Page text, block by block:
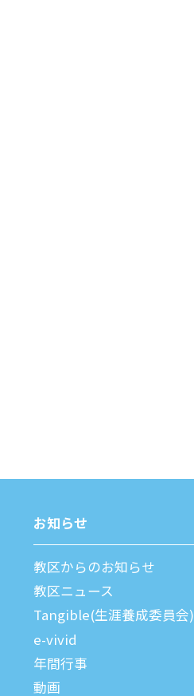
お知らせ
教区からのお知らせ
教区ニュース
Tangible(生涯養成委員会)
e-vivid
年間⾏事
動画